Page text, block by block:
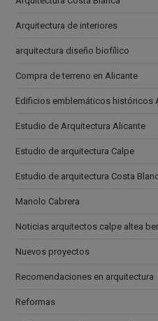
Arquitectura de interiores
arquitectura diseño biofílico
Compra de terreno en Alicante
Edificios emblemáticos históricos
Estudio de Arquitectura Alicante
Estudio de arquitectura Calpe
Estudio de arquitectura Costa
Manolo Cabrera
Noticias arquitectos calpe altea
Nuevos proyectos
Recomendaciones en arquitectura
Reformas